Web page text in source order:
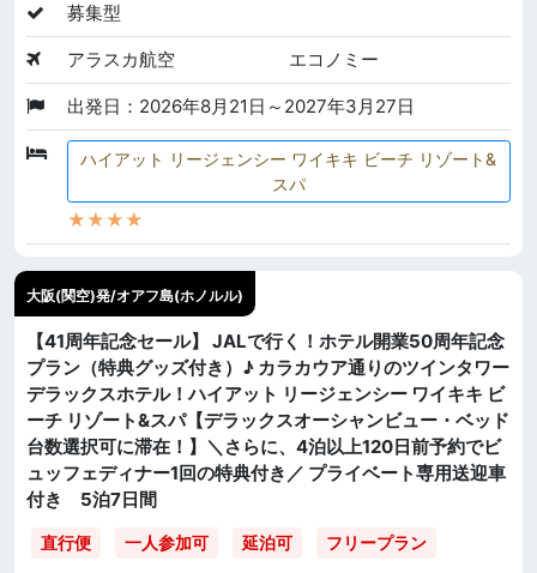
募集型
アラスカ航空 エコノミー
出発日：2026年8月21日～2027年3月27日
ハイアット リージェンシー ワイキキ ビーチ リゾート&
スパ
★★★★
大阪(関空)発/オアフ島(ホノルル)
【41周年記念セール】 JALで行く！ホテル開業50周年記念
プラン（特典グッズ付き）♪ カラカウア通りのツインタワー
デラックスホテル！ハイアット リージェンシー ワイキキ ビ
ーチ リゾート&スパ【デラックスオーシャンビュー・ベッド
台数選択可に滞在！】＼さらに、4泊以上120日前予約でビ
ュッフェディナー1回の特典付き／ プライベート専用送迎車
付き 5泊7日間
直行便 一人参加可 延泊可 フリープラン